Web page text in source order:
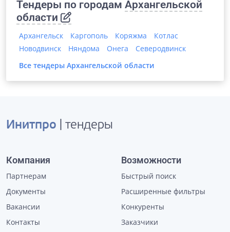
Тендеры по городам Архангельской
области
Архангельск Каргополь Коряжма
Котлас
Новодвинск
Няндома Онега
Северодвинск
Все тендеры Архангельской области
Инитпро | тендеры
Компания
Партнерам
Документы
Вакансии
Контакты
Возможности
Быстрый поиск
Расширенные фильтры
Конкуренты
Заказчики